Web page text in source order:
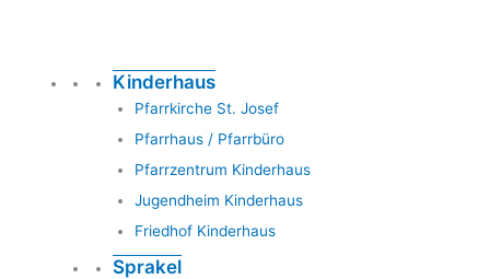
Kinderhaus
Pfarrkirche St. Josef
Pfarrhaus / Pfarrbüro
Pfarrzentrum Kinderhaus
Jugendheim Kinderhaus
Friedhof Kinderhaus
Sprakel